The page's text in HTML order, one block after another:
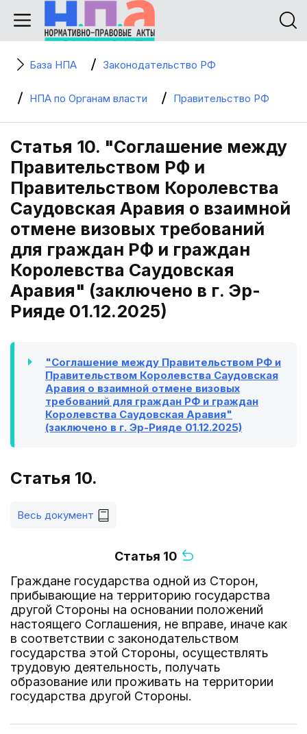
База НПА Законодательство РФ
НПА по Органам власти Правительство РФ
Статья 10. "Соглашение между
Правительством РФ и
Правительством Королевства
Саудовская Аравия о взаимной
отмене визовых требований
для граждан РФ и граждан
Королевства Саудовская
Аравия" (заключено в г. Эр-
Рияде 01.12.2025)
"Соглашение между Правительством РФ и
Правительством Королевства Саудовская
Аравия о взаимной отмене визовых
требований для граждан РФ и граждан
Королевства Саудовская Аравия"
(заключено в г. Эр-Рияде 01.12.2025)
Статья 10.
Весь документ
Статья 10
Граждане государства одной из Сторон,
прибывающие на территорию государства
другой Стороны на основании положений
настоящего Соглашения, не вправе, иначе как
в соответствии с законодательством
государства этой Стороны, осуществлять
трудовую деятельность, получать
образование или проживать на территории
государства другой Стороны.